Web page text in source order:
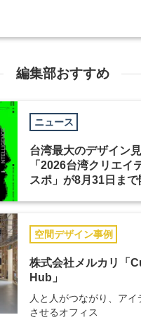
編集部おすすめ
ニュース
台湾最大のデザイン
「2026台湾クリエイ
スポ」が8月31日まで
空間デザイン事例
株式会社メルカリ「
Hub」
人と人がつながり、アイ
させるオフィス